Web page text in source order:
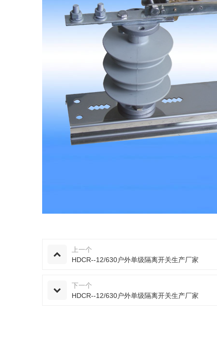
上一个
HDCR--12/630户外单级隔离开关生产厂家
下一个
HDCR--12/630户外单级隔离开关生产厂家